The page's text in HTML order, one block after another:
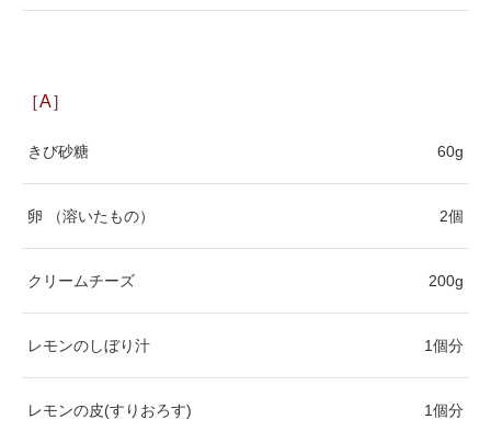
［A］
きび砂糖 60g
卵 （溶いたもの） 2個
クリームチーズ 200g
レモンのしぼり汁 1個分
レモンの皮(すりおろす) 1個分